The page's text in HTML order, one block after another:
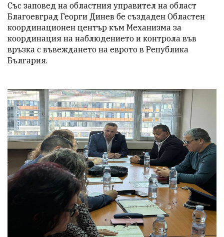
Със заповед на областния управител на област
Благоевград Георги Динев бе създаден Областен
координационен център към Механизма за
координация на наблюдението и контрола във
връзка с въвеждането на еврото в Република
България.